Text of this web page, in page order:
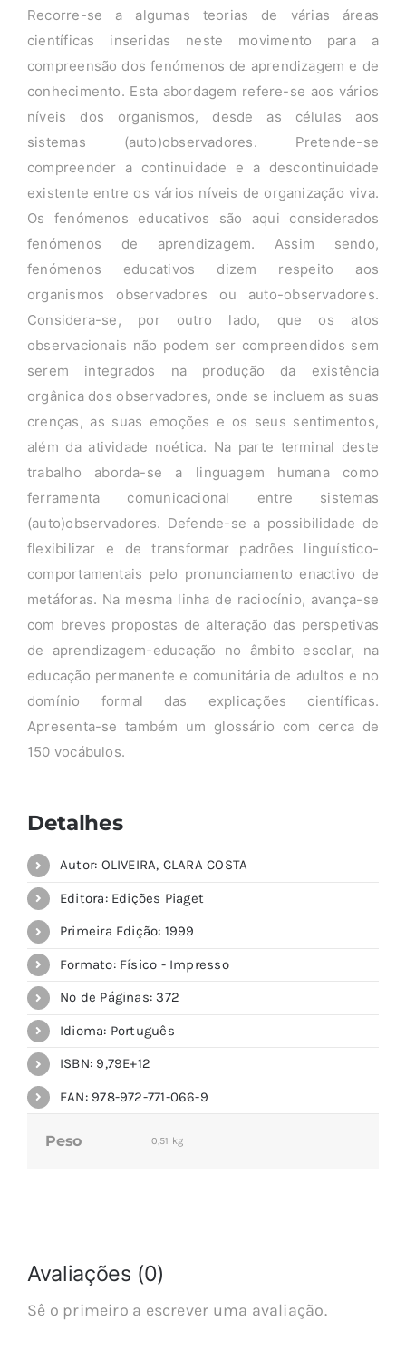
Recorre-se a algumas teorias de várias áreas
científicas inseridas neste movimento para a
compreensão dos fenómenos de aprendizagem e de
conhecimento. Esta abordagem refere-se aos vários
níveis dos organismos, desde as células aos
sistemas (auto)observadores. Pretende-se
compreender a continuidade e a descontinuidade
existente entre os vários níveis de organização viva.
Os fenómenos educativos são aqui considerados
fenómenos de aprendizagem. Assim sendo,
fenómenos educativos dizem respeito aos
organismos observadores ou auto-observadores.
Considera-se, por outro lado, que os atos
observacionais não podem ser compreendidos sem
serem integrados na produção da existência
orgânica dos observadores, onde se incluem as suas
crenças, as suas emoções e os seus sentimentos,
além da atividade noética. Na parte terminal deste
trabalho aborda-se a linguagem humana como
ferramenta comunicacional entre sistemas
(auto)observadores. Defende-se a possibilidade de
flexibilizar e de transformar padrões linguístico-
comportamentais pelo pronunciamento enactivo de
metáforas. Na mesma linha de raciocínio, avança-se
com breves propostas de alteração das perspetivas
de aprendizagem-educação no âmbito escolar, na
educação permanente e comunitária de adultos e no
domínio formal das explicações científicas.
Apresenta-se também um glossário com cerca de
150 vocábulos.
Detalhes
Autor: OLIVEIRA, CLARA COSTA
Editora: Edições Piaget
Primeira Edição: 1999
Formato: Físico - Impresso
Nº de Páginas: 372
Idioma: Português
ISBN: 9,79E+12
EAN: 978-972-771-066-9
Peso 0,51 kg
Avaliações (0)
Sê o primeiro a escrever uma avaliação.